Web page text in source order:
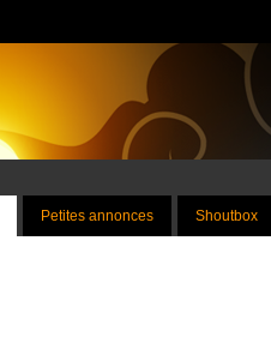
Petites annonces Shoutbox